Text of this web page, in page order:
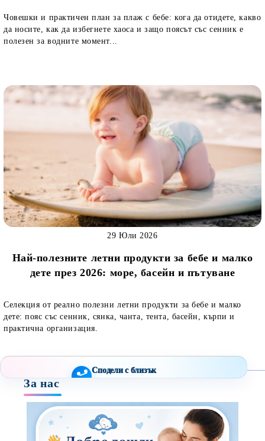
Сподели с близък
Facebook Viber
WhatsApp Копирай линк
Човешки и практичен план за плаж с бебе: кога да отидете, какво
да носите, как да избегнете хаоса и защо поясът със сенник е
полезен за водните момент...
Най-полезните летни продукти за бебе и малко
дете през 2026: море, басейн и пътуване
29 Юли 2026
Селекция от реално полезни летни продукти за бебе и малко
дете: пояс със сенник, сянка, чанта, тента, басейн, кърпи и
практична организация.
За нас